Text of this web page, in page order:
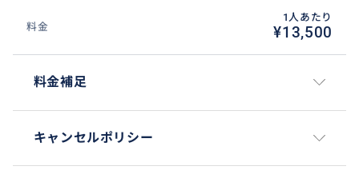
料金
1人あたり
¥13,500
料金補足
キャンセルポリシー